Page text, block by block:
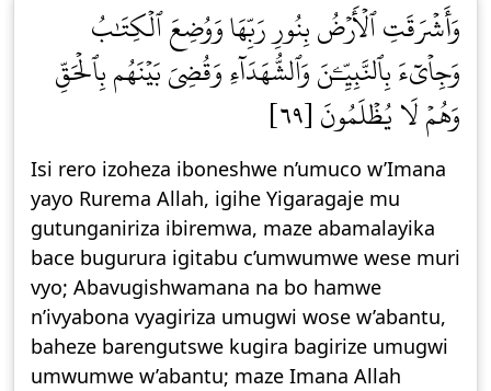
وَأَشۡرَقَتِ ٱلۡأَرۡضُ بِنُورِ رَبِّهَا وَوُضِعَ ٱلۡكِتَٰبُ
وَجِاْيٓءَ بِٱلنَّبِيِّـۧنَ وَٱلشُّهَدَآءِ وَقُضِيَ بَيۡنَهُم بِٱلۡحَقِّ
وَهُمۡ لَا يُظۡلَمُونَ [٦٩]
Isi rero izoheza iboneshwe n’umuco w’Imana
yayo Rurema Allah, igihe Yigaragaje mu
gutunganiriza ibiremwa, maze abamalayika
bace bugurura igitabu c’umwumwe wese muri
vyo; Abavugishwamana na bo hamwe
n’ivyabona vyagiriza umugwi wose w’abantu,
baheze barengutswe kugira bagirize umugwi
umwumwe w’abantu; maze Imana Allah